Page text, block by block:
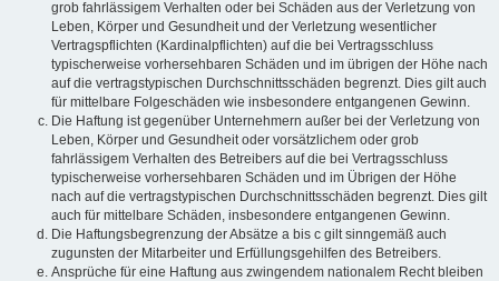
grob fahrlässigem Verhalten oder bei Schäden aus der Verletzung von
Leben, Körper und Gesundheit und der Verletzung wesentlicher
Vertragspflichten (Kardinalpflichten) auf die bei Vertragsschluss
typischerweise vorhersehbaren Schäden und im übrigen der Höhe nach
auf die vertragstypischen Durchschnittsschäden begrenzt. Dies gilt auch
für mittelbare Folgeschäden wie insbesondere entgangenen Gewinn.
Die Haftung ist gegenüber Unternehmern außer bei der Verletzung von
Leben, Körper und Gesundheit oder vorsätzlichem oder grob
fahrlässigem Verhalten des Betreibers auf die bei Vertragsschluss
typischerweise vorhersehbaren Schäden und im Übrigen der Höhe
nach auf die vertragstypischen Durchschnittsschäden begrenzt. Dies gilt
auch für mittelbare Schäden, insbesondere entgangenen Gewinn.
Die Haftungsbegrenzung der Absätze a bis c gilt sinngemäß auch
zugunsten der Mitarbeiter und Erfüllungsgehilfen des Betreibers.
Ansprüche für eine Haftung aus zwingendem nationalem Recht bleiben